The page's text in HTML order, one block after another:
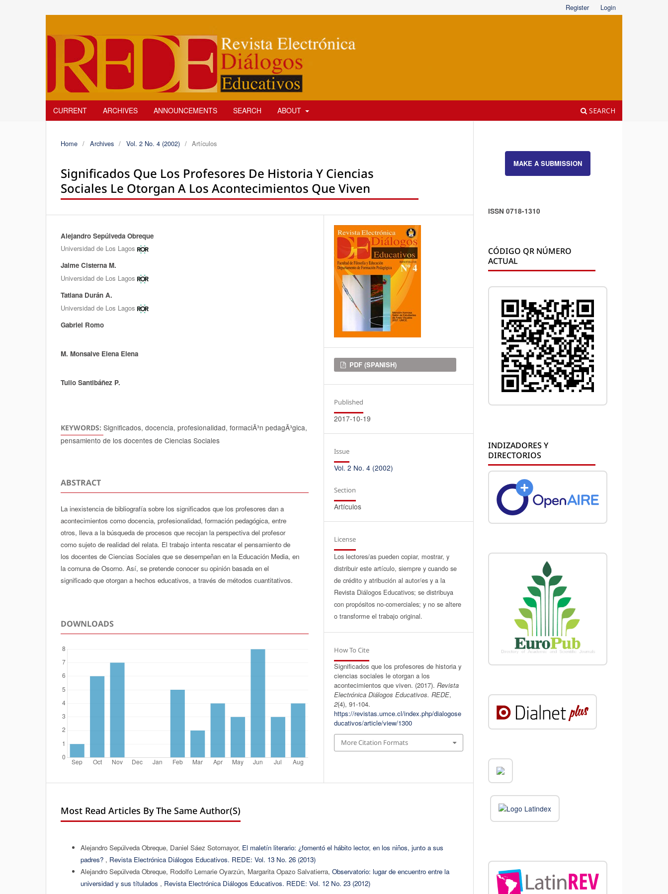
CURRENT ARCHIVES ANNOUNCEMENTS SEARCH ABOUT SEARCH
Register Login
Home / Archives / Vol. 2 No. 4 (2002) / Artículos
Significados Que Los Profesores De Historia Y Ciencias
Sociales Le Otorgan A Los Acontecimientos Que Viven
Authors
Alejandro Sepúlveda Obreque
Universidad de Los Lagos
Jaime Cisterna M.
Universidad de Los Lagos
Tatiana Durán A.
Universidad de Los Lagos
Gabriel Romo
M. Monsalve Elena Elena
Tulio Santibáñez P.
KEYWORDS: Significados, docencia, profesionalidad, formaciÃ³n pedagÃ³gica,
pensamiento de los docentes de Ciencias Sociales
ABSTRACT
La inexistencia de bibliografía sobre los significados que los profesores dan a
acontecimientos como docencia, profesionalidad, formación pedagógica, entre
otros, lleva a la búsqueda de procesos que recojan la perspectiva del profesor
como sujeto de realidad del relata. El trabajo intenta rescatar el pensamiento de
los docentes de Ciencias Sociales que se desempeñan en la Educación Media, en
la comuna de Osorno. Así, se pretende conocer su opinión basada en el
significado que otorgan a hechos educativos, a través de métodos cuantitativos.
DOWNLOADS
Downloads
PDF (SPANISH)
Published
2017-10-19
Issue
Vol. 2 No. 4 (2002)
Section
Artículos
License
Los lectores/as pueden copiar, mostrar, y
distribuir este artículo, siempre y cuando se
de crédito y atribución al autor/es y a la
Revista Diálogos Educativos; se distribuya
con propósitos no-comerciales; y no se altere
o transforme el trabajo original.
How To Cite
Significados que los profesores de historia y
ciencias sociales le otorgan a los
acontecimientos que viven. (2017).Revista
Electrónica Diálogos Educativos. REDE,
2(4), 91-104.
https://revistas.umce.cl/index.php/dialogose
ducativos/article/view/1300
More Citation Formats
Most Read Articles By The Same Author(s)
Alejandro Sepúlveda Obreque, Daniel Sáez Sotomayor, El maletín literario: ¿fomentó el hábito lector, en los niños, junto a sus
padres? , Revista Electrónica Diálogos Educativos. REDE: Vol. 13 No. 26 (2013)
Alejandro Sepúlveda Obreque, Rodolfo Lemarie Oyarzún, Margarita Opazo Salvatierra, Observatorio: lugar de encuentro entre la
universidad y sus títulados , Revista Electrónica Diálogos Educativos. REDE: Vol. 12 No. 23 (2012)
MAKE A SUBMISSION
ISSN 0718-1310
CÓDIGO QR NÚMERO
ACTUAL
INDIZADORES Y
DIRECTORIOS